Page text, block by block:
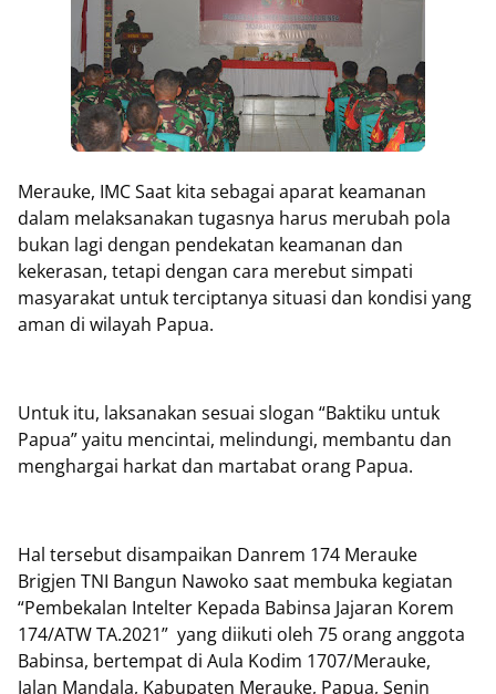
Merauke, IMC Saat kita sebagai aparat keamanan
dalam melaksanakan tugasnya harus merubah pola
bukan lagi dengan pendekatan keamanan dan
kekerasan, tetapi dengan cara merebut simpati
masyarakat untuk terciptanya situasi dan kondisi yang
aman di wilayah Papua.
Untuk itu, laksanakan sesuai slogan “Baktiku untuk
Papua” yaitu mencintai, melindungi, membantu dan
menghargai harkat dan martabat orang Papua.
Hal tersebut disampaikan Danrem 174 Merauke
Brigjen TNI Bangun Nawoko saat membuka kegiatan
“Pembekalan Intelter Kepada Babinsa Jajaran Korem
174/ATW TA.2021” yang diikuti oleh 75 orang anggota
Babinsa, bertempat di Aula Kodim 1707/Merauke,
Jalan Mandala, Kabupaten Merauke, Papua, Senin